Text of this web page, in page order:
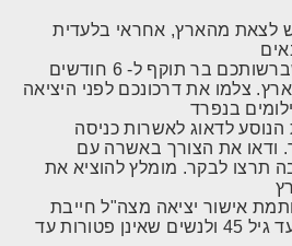
לצאת מהארץ, אחראי בלעדית
דרכון: וודאו כי הדרכון שברשותכם בר תוקף ל- 6 חודשים
צלמו את דרכונכם לפני היציאה
לדאוג לאשרות כניסה
ודאו את הצורך באשרה עם
תרצו לבקר. מומלץ להוציא את
אישור יציאה מצה"ל חייבת
להופיע בדרכון לגברים עד גיל 45 ולנשים שאינן פטורות עד